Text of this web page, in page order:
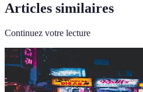
Articles similaires
Continuez votre lecture